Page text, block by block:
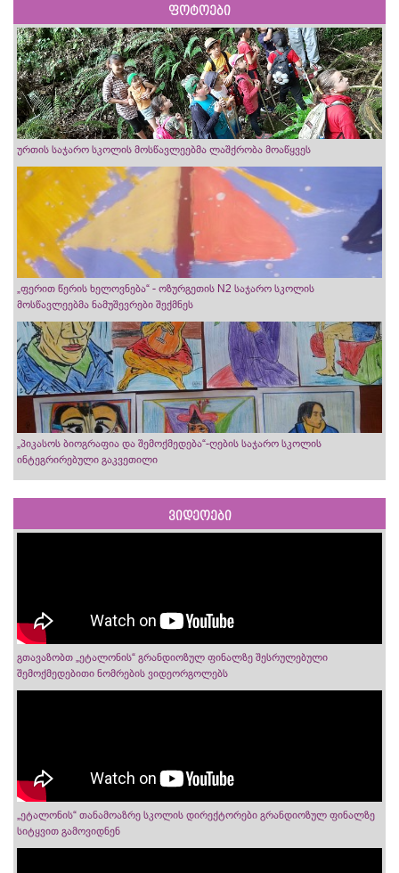
ფოტოები
ურთის საჯარო სკოლის მოსწავლეებმა ლაშქრობა მოაწყვეს
„ფერით წერის ხელოვნება“ - ოზურგეთის N2 საჯარო სკოლის
მოსწავლეებმა ნამუშევრები შექმნეს
„პიკასოს ბიოგრაფია და შემოქმედება“-ღების საჯარო სკოლის
ინტეგრირებული გაკვეთილი
ვიდეოები
გთავაზობთ „ეტალონის“ გრანდიოზულ ფინალზე შესრულებული
შემოქმედებითი ნომრების ვიდეორგოლებს
„ეტალონის“ თანამოაზრე სკოლის დირექტორები გრანდიოზულ ფინალზე
სიტყვით გამოვიდნენ